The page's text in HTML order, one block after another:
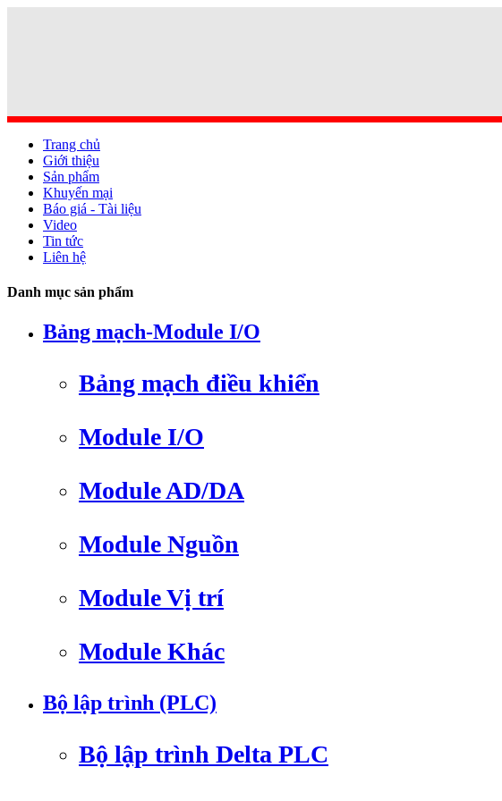
Trang chủ
Giới thiệu
Sản phẩm
Khuyến mại
Báo giá - Tài liệu
Video
Tin tức
Liên hệ
Danh mục sản phẩm
Bảng mạch-Module I/O
Bảng mạch điều khiển
Module I/O
Module AD/DA
Module Nguồn
Module Vị trí
Module Khác
Bộ lập trình (PLC)
Bộ lập trình Delta PLC